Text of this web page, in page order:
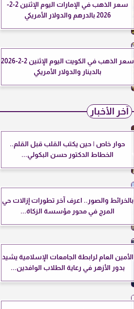
سعر الذهب في الإمارات اليوم الإثنين 2-2-
2026 بالدرهم والدولار الأمريكي
سعر الذهب في الكويت اليوم الإثنين 2-2-2026
بالدينار والدولار الأمريكي
آخر الأخبار
حوار خاص | حين يكتب القلب قبل القلم..
الخطاط الدكتور حسن البكولي...
بالخرائط والصور.. اعرف آخر تطورات إزالات حي
المرج في محور مؤسسة الزكاة...
الأمين العام لرابطة الجامعات الإسلامية يشيد
بدور الأزهر في رعاية الطلاب الوافدين...